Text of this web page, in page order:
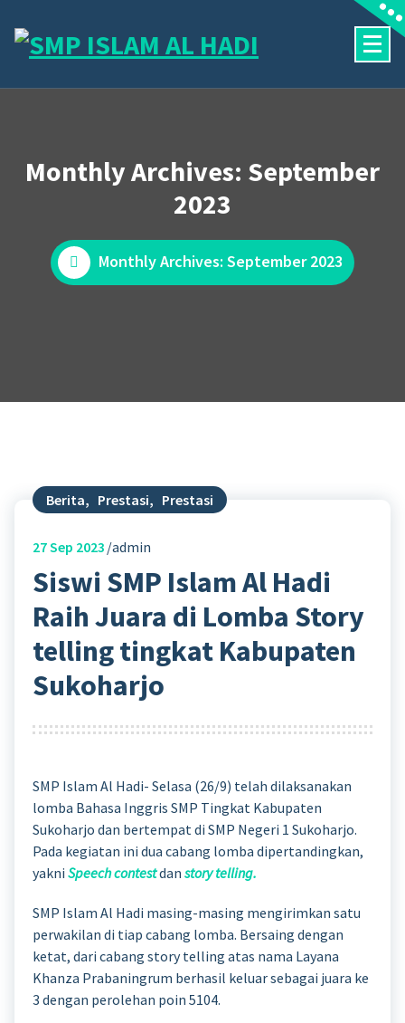
content
Monthly Archives: September
2023
Monthly Archives: September 2023
Berita, Prestasi, Prestasi
27Sep 2023 admin
Siswi SMP Islam Al Hadi
Raih Juara di Lomba Story
telling tingkat Kabupaten
Sukoharjo
SMP Islam Al Hadi- Selasa (26/9) telah dilaksanakan
lomba Bahasa Inggris SMP Tingkat Kabupaten
Sukoharjo dan bertempat di SMP Negeri 1 Sukoharjo.
Pada kegiatan ini dua cabang lomba dipertandingkan,
yakni Speech contestdan story telling.
SMP Islam Al Hadi masing-masing mengirimkan satu
perwakilan di tiap cabang lomba. Bersaing dengan
ketat, dari cabang story telling atas nama Layana
Khanza Prabaningrum berhasil keluar sebagai juara ke
3 dengan perolehan poin 5104.